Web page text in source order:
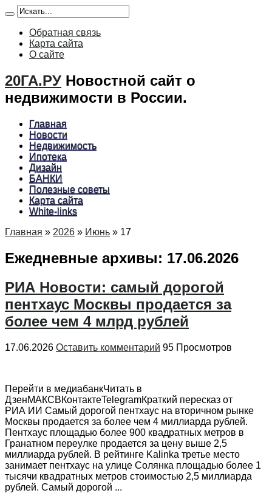
Обратная связь
Карта сайта
О сайте
20ГА.РУ Новостной сайт о
недвижимости в России.
Главная
Новости
Недвижимость
Ипотека
Дизайн
БАНКИ
Полезные советы
Карта сайта
White-links
Главная » 2026 » Июнь » 17
Ежедневные архивы: 17.06.2026
РИА Новости: самый дорогой
пентхаус Москвы продается за
более чем 4 млрд рублей
17.06.2026 Оставить комментарий 95 Просмотров
Перейти в медиабанкЧитать в
ДзенМАКСВКонтактеTelegramКраткий пересказ от
РИА ИИ Самый дорогой пентхаус на вторичном рынке
Москвы продается за более чем 4 миллиарда рублей.
Пентхаус площадью более 900 квадратных метров в
Гранатном переулке продается за цену выше 2,5
миллиарда рублей. В рейтинге Kalinka третье место
занимает пентхаус на улице Солянка площадью более 1
тысячи квадратных метров стоимостью 2,5 миллиарда
рублей. Самый дорогой ...